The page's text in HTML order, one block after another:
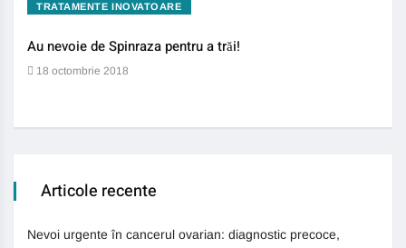
TRATAMENTE INOVATOARE
Au nevoie de Spinraza pentru a trăi!
18 octombrie 2018
Articole recente
Nevoi urgente în cancerul ovarian: diagnostic precoce,